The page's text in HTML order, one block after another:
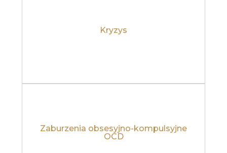
Kryzys
Dowiedz się więcej
Zaburzenia obsesyjno-kompulsyjne
OCD
Dowiedz się więcej